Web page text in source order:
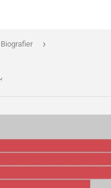
Biografier ›